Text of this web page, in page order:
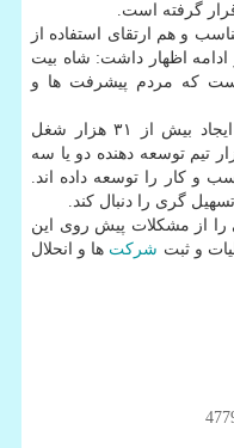
گرفته است.
و هم ارتقای استفاده از
اظهار داشت: شاه بیت
كه مردم پیشرفت ها و
سرائیان این ارتقای كمی را منجر به ایجاد بیش از ۳۱ هزار شغل
نمود و اضافه كرد: بیش از ۲۳ هزار تیم توسعه دهنده دو یا سه
و كار را توسعه داده اند.
گری را دنبال كند.
را از مشكلات پیش روی این
و ثبت شركت ها و انحلال